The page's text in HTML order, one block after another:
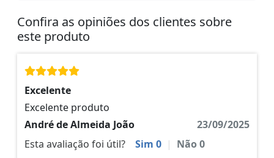
Confira as opiniões dos clientes sobre
este produto
Excelente
Excelente produto
André de Almeida João
23/09/2025
Esta avaliação foi útil?
Sim 0 | Não0